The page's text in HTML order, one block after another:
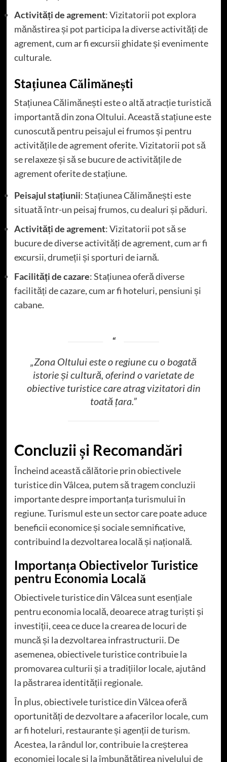
Activități de agrement: Vizitatorii pot explora
mănăstirea și pot participa la diverse activități de
agrement, cum ar fi excursii ghidate și evenimente
culturale.
Stațiunea Călimănești
Stațiunea Călimănești este o altă atracție turistică
importantă din zona Oltului. Această stațiune este
cunoscută pentru peisajul ei frumos și pentru
activitățile de agrement oferite. Vizitatorii pot să
se relaxeze și să se bucure de activitățile de
agrement oferite de stațiune.
Peisajul stațiunii: Stațiunea Călimănești este
situată într-un peisaj frumos, cu dealuri și păduri.
Activități de agrement: Vizitatorii pot să se
bucure de diverse activități de agrement, cum ar fi
excursii, drumeții și sporturi de iarnă.
Facilități de cazare: Stațiunea oferă diverse
facilități de cazare, cum ar fi hoteluri, pensiuni și
cabane.
„Zona Oltului este o regiune cu o bogată
istorie și cultură, oferind o varietate de
obiective turistice care atrag vizitatori din
toată țara.”
Concluzii și Recomandări
Încheind această călătorie prin obiectivele
turistice din Vâlcea, putem să tragem concluzii
importante despre importanța turismului în
regiune. Turismul este un sector care poate aduce
beneficii economice și sociale semnificative,
contribuind la dezvoltarea locală și națională.
Importanța Obiectivelor Turistice
pentru Economia Locală
Obiectivele turistice din Vâlcea sunt esențiale
pentru economia locală, deoarece atrag turiști și
investiții, ceea ce duce la crearea de locuri de
muncă și la dezvoltarea infrastructurii. De
asemenea, obiectivele turistice contribuie la
promovarea culturii și a tradițiilor locale, ajutând
la păstrarea identității regionale.
În plus, obiectivele turistice din Vâlcea oferă
oportunități de dezvoltare a afacerilor locale, cum
ar fi hoteluri, restaurante și agenții de turism.
Acestea, la rândul lor, contribuie la creșterea
economiei locale și la îmbunătățirea nivelului de